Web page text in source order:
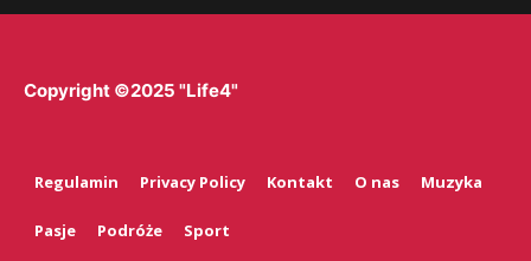
Copyright ©2025 "Life4"
Regulamin Privacy Policy Kontakt O nas Muzyka
Pasje Podróże Sport